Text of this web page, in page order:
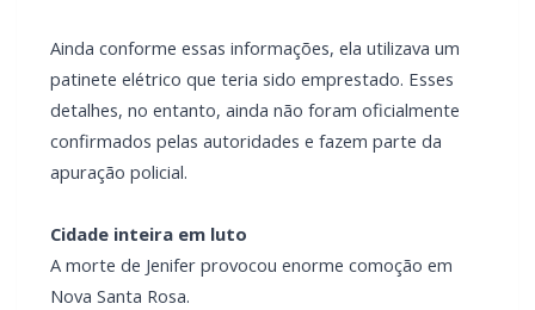
Ainda conforme essas informações, ela utilizava um
patinete elétrico que teria sido emprestado. Esses
detalhes, no entanto, ainda não foram oficialmente
confirmados pelas autoridades e fazem parte da
apuração policial.
Cidade inteira em luto
A morte de Jenifer provocou enorme comoção em
Nova Santa Rosa.